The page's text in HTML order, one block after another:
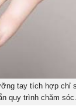
tay tích hợp chỉ
quy trình chăm sóc.